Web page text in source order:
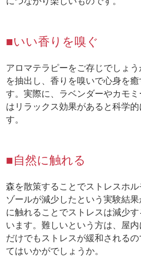
■いい香りを嗅ぐ
アロマテラピーをご存じでしょ
を抽出し、香りを嗅いで心身を
す。実際に、ラベンダーやカモ
はリラックス効果があると科学
す。
■自然に触れる
森を散策することでストレスホ
ゾールが減少したという実験結
に触れることでストレスは減少
います。難しいという方は、屋内
だけでもストレスが緩和される
てはいかがでしょうか。